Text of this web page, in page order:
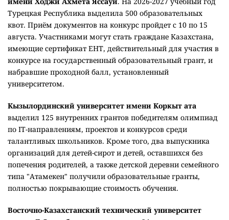
Турецкая Республика выделила 500 образовательных
квот. Приём документов на конкурс пройдет с 10 по 15
августа. Участниками могут стать граждане Казахстана,
имеющие сертификат ЕНТ, действительный для участия в
конкурсе на государственный образовательный грант, и
набравшие проходной балл, установленный
университетом.
Кызылординский университет имени Коркыт ата
выделил 125 внутренних грантов победителям олимпиад
по IT-направлениям, проектов и конкурсов среди
талантливых школьников. Кроме того, два выпускника
организаций для детей-сирот и детей, оставшихся без
попечения родителей, а также детской деревни семейного
типа "Атамекен" получили образовательные гранты,
полностью покрывающие стоимость обучения.
Восточно-Казахстанский технический университет